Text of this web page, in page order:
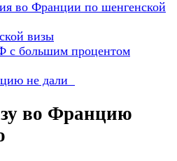
во Франции по шенгенской
визы
с большим процентом
не дали
во Францию